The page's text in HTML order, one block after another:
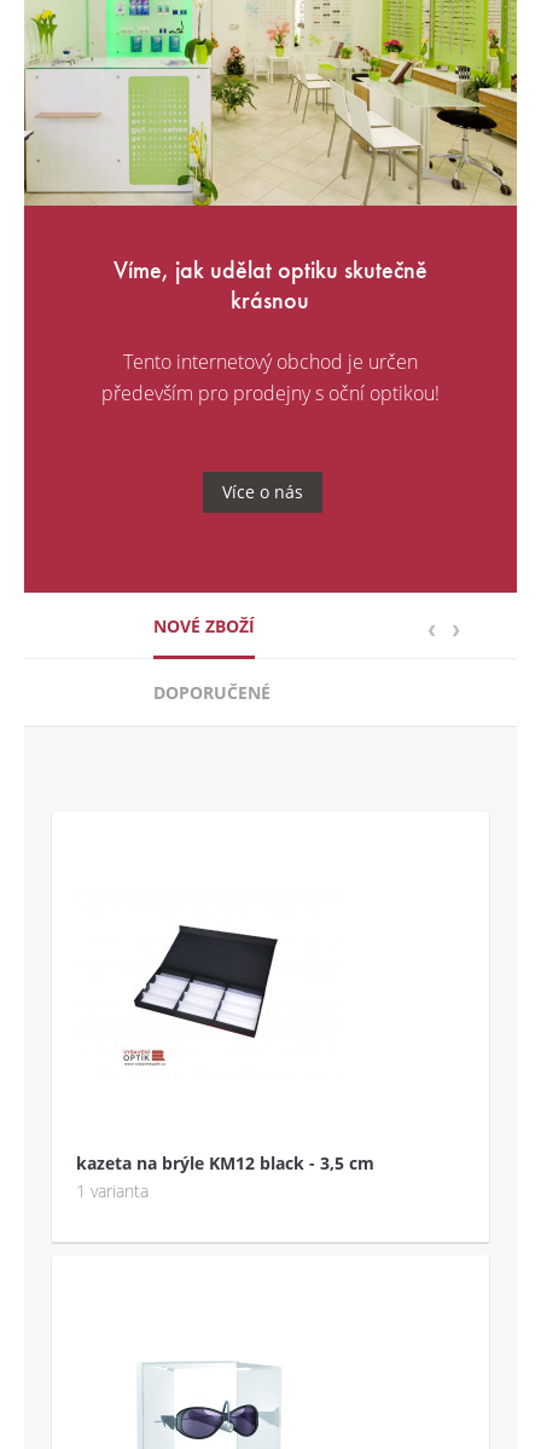
Víme, jak udělat optiku skutečně
krásnou
Tento internetový obchod je určen
především pro prodejny s oční optikou!
Více o nás
NOVÉ ZBOŽÍ
DOPORUČENÉ
kazeta na brýle KM12 black - 3,5 cm
1 varianta